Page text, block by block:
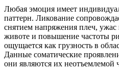
Любая эмоция имеет
паттерн. Ликование
снятием напряжения плеч,
животе и повышение частоты
ощущается как грузность в
Данные соматические
они являются их неотъемлемой